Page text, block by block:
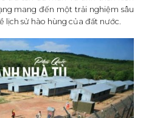
mang đến một trải nghiệm sâu
lịch sử hào hùng của đất nước.